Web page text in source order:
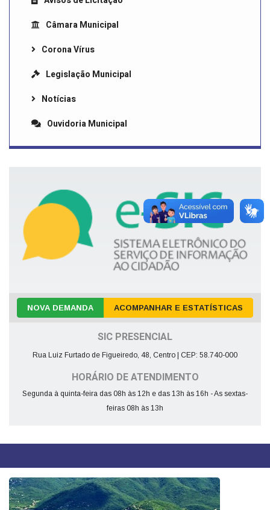
Câmara Municipal
Corona Vírus
Legislação Municipal
Notícias
Ouvidoria Municipal
NOVA DEMANDA ACOMPANHAR E ESTATÍSTICAS
SIC PRESENCIAL
Rua Luiz Furtado de Figueiredo, 48, Centro | CEP: 58.740-000
HORÁRIO DE ATENDIMENTO
Segunda à quinta-feira das 08h às 12h e das 13h às 16h - As sextas-
feiras 08h às 13h